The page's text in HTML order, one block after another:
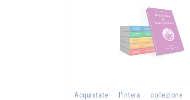
Acquistate l'intera